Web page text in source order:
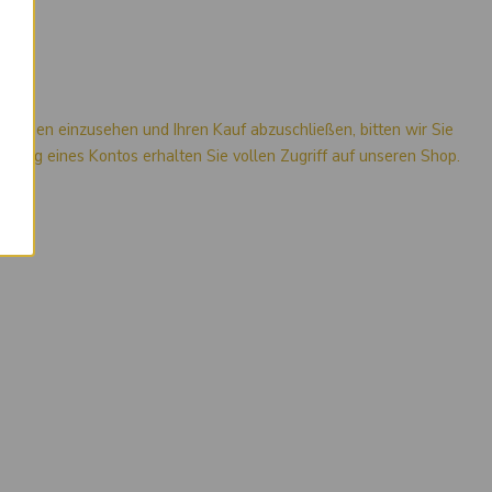
einzusehen und Ihren Kauf abzuschließen, bitten wir Sie
eines Kontos erhalten Sie vollen Zugriff auf unseren Shop.